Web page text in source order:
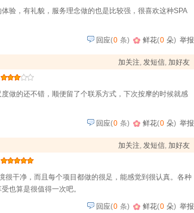
验，有礼貌，服务理念做的也是比较强，很喜欢这种SPA
回应(0 条) 鲜花(0 朵) 举报
加关注, 发短信, 加好友
做的还不错，顺便留了个联系方式，下次按摩的时候就感
回应(0 条) 鲜花(0 朵) 举报
加关注, 发短信, 加好友
干净，而且每个项目都做的很足，能感觉到很认真。各种
也算是很值得一次吧。
回应(0 条) 鲜花(0 朵) 举报